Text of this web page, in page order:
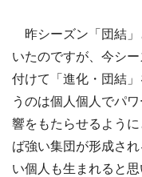
昨シーズン「団結」
いたのですが、今シ
付けて「進化・団結
うのは個人個人でパ
響をもたらせるよう
ば強い集団が形成さ
い個人も生まれると